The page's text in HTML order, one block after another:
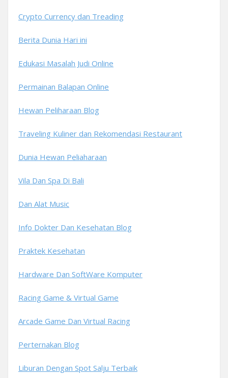
Crypto Currency dan Treading
Berita Dunia Hari ini
Edukasi Masalah Judi Online
Permainan Balapan Online
Hewan Peliharaan Blog
Traveling Kuliner dan Rekomendasi Restaurant
Dunia Hewan Peliaharaan
Vila Dan Spa Di Bali
Dan Alat Music
Info Dokter Dan Kesehatan Blog
Praktek Kesehatan
Hardware Dan SoftWare Komputer
Racing Game & Virtual Game
Arcade Game Dan Virtual Racing
Perternakan Blog
Liburan Dengan Spot Salju Terbaik